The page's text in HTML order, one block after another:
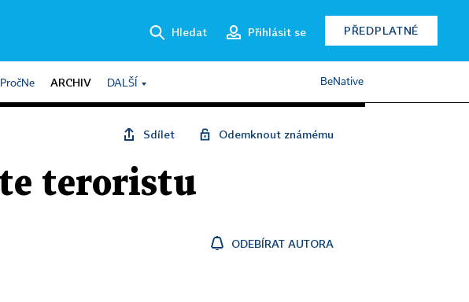
Hledat Přihlásit se PŘEDPLATNÉ
PročNe ARCHIV DALŠÍ BeNative
Sdílet Odemknout známému
teroristu
ODEBÍRAT AUTORA